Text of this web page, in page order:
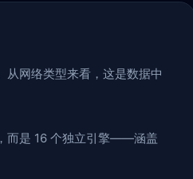
从网络类型来看，这是数据中
而是 16 个独立引擎——涵盖